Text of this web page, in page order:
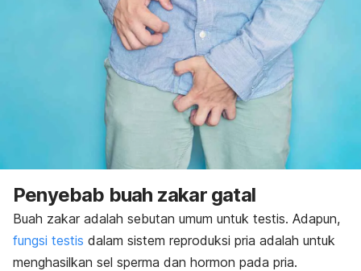
Penyebab buah zakar gatal
Buah zakar adalah sebutan umum untuk testis. Adapun,
fungsi testis dalam sistem reproduksi pria adalah untuk
menghasilkan sel sperma dan hormon pada pria.